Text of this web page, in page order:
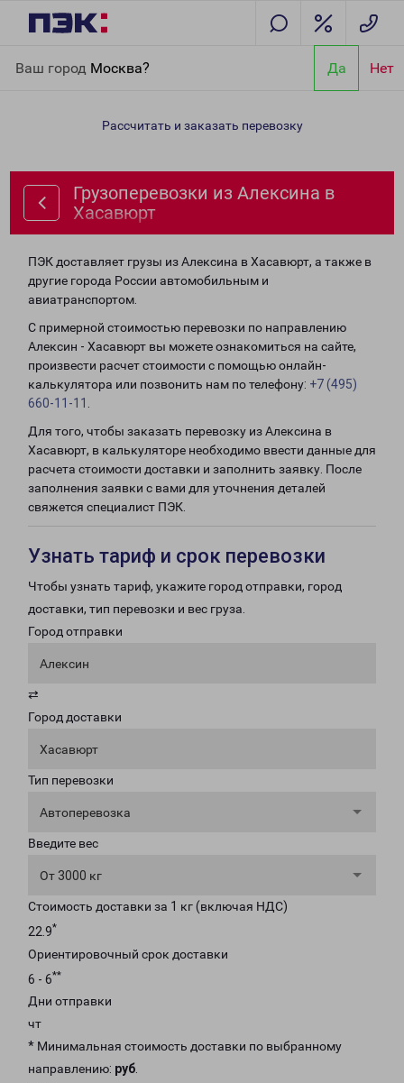
Ваш город Москва? Да Нет
Хасавюрт
Рассчитать и заказать перевозку
Грузоперевозки из Алексина в
Хасавюрт
ПЭК доставляет грузы из Алексина в Хасавюрт, а также в
другие города России автомобильным и
авиатранспортом.
С примерной стоимостью перевозки по направлению
Алексин - Хасавюрт вы можете ознакомиться на сайте,
произвести расчет стоимости с помощью онлайн-
калькулятора или позвонить нам по телефону: +7 (495)
660-11-11
Для того, чтобы заказать перевозку из Алексина в
Хасавюрт, в калькуляторе необходимо ввести данные для
расчета стоимости доставки и заполнить заявку. После
заполнения заявки с вами для уточнения деталей
свяжется специалист ПЭК.
Узнать тариф и срок перевозки
Чтобы узнать тариф, укажите город отправки, город
доставки, тип перевозки и вес груза.
Город отправки
Алексин
⇄
Город доставки
Хасавюрт
Тип перевозки
Автоперевозка
Введите вес
От 3000 кг
Стоимость доставки за 1 кг (включая НДС)
22.9*
Ориентировочный срок доставки
6 - 6**
Дни отправки
чт
* Минимальная стоимость доставки по выбранному
направлению: руб.